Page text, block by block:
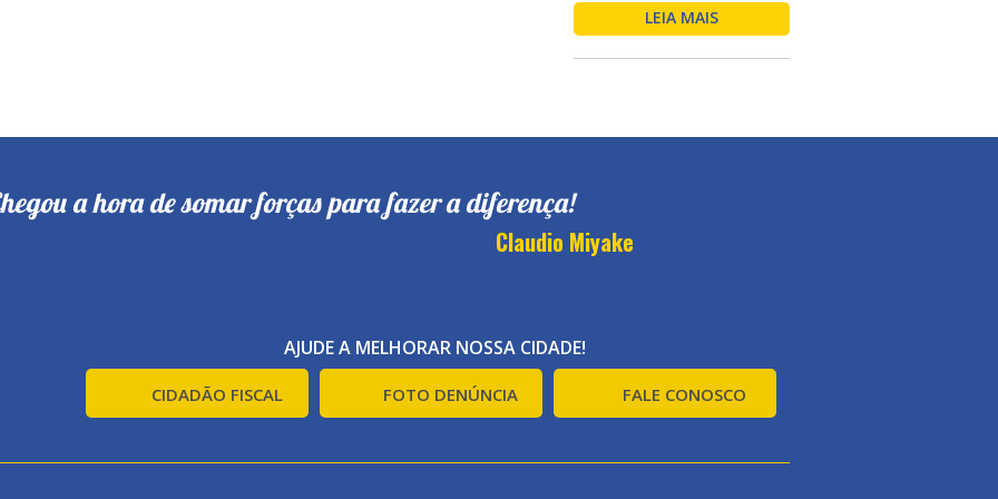
LEIA MAIS
a hora de somar forças para fazer a diferença!
Claudio Miyake
AJUDE A MELHORAR NOSSA CIDADE!
CIDADÃO FISCAL FOTO DENÚNCIA FALE CONOSCO